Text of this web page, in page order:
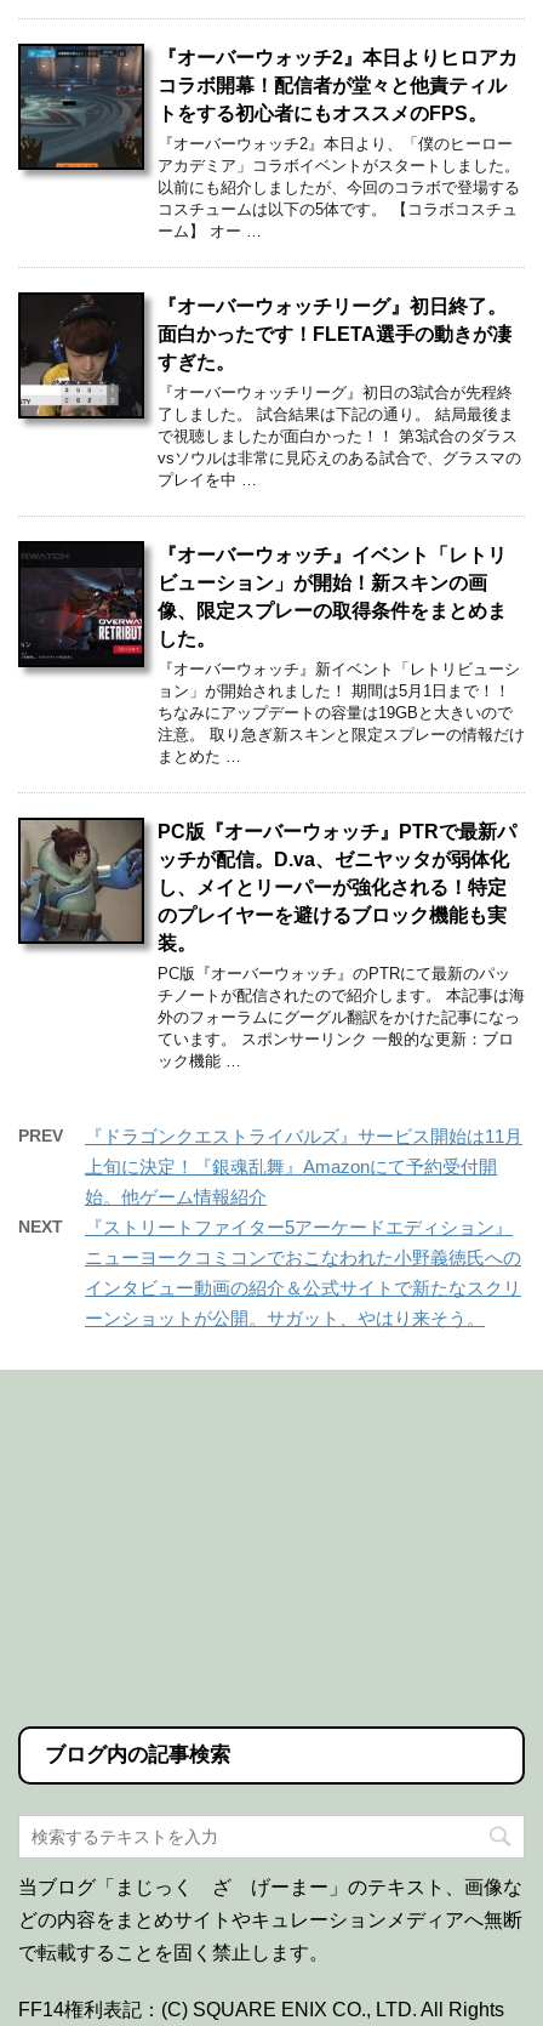
『オーバーウォッチ2』本日よりヒロアカ
コラボ開幕！配信者が堂々と他責ティル
トをする初心者にもオススメのFPS。
『オーバーウォッチ2』本日より、「僕のヒーロー
アカデミア」コラボイベントがスタートしました。
以前にも紹介しましたが、今回のコラボで登場する
コスチュームは以下の5体です。 【コラボコスチュ
ーム】 オー …
『オーバーウォッチリーグ』初日終了。
面白かったです！FLETA選手の動きが凄
すぎた。
『オーバーウォッチリーグ』初日の3試合が先程終
了しました。 試合結果は下記の通り。 結局最後ま
で視聴しましたが面白かった！！ 第3試合のダラス
vsソウルは非常に見応えのある試合で、グラスマの
プレイを中 …
『オーバーウォッチ』イベント「レトリ
ビューション」が開始！新スキンの画
像、限定スプレーの取得条件をまとめま
した。
『オーバーウォッチ』新イベント「レトリビューシ
ョン」が開始されました！ 期間は5月1日まで！！
ちなみにアップデートの容量は19GBと大きいので
注意。 取り急ぎ新スキンと限定スプレーの情報だけ
まとめた …
PC版『オーバーウォッチ』PTRで最新パ
ッチが配信。D.va、ゼニヤッタが弱体化
し、メイとリーパーが強化される！特定
のプレイヤーを避けるブロック機能も実
装。
PC版『オーバーウォッチ』のPTRにて最新のパッ
チノートが配信されたので紹介します。 本記事は海
外のフォーラムにグーグル翻訳をかけた記事になっ
ています。 スポンサーリンク 一般的な更新：ブロ
ック機能 …
PREV
『ドラゴンクエストライバルズ』サービス開始は11月
上旬に決定！『銀魂乱舞』Amazonにて予約受付開
始。他ゲーム情報紹介
NEXT
『ストリートファイター5アーケードエディション』
ニューヨークコミコンでおこなわれた小野義徳氏への
インタビュー動画の紹介＆公式サイトで新たなスクリ
ーンショットが公開。サガット、やはり来そう。
ブログ内の記事検索
当ブログ「まじっく ざ げーまー」のテキスト、画像な
どの内容をまとめサイトやキュレーションメディアへ無断
で転載することを固く禁止します。
FF14権利表記：(C) SQUARE ENIX CO., LTD. All Rights